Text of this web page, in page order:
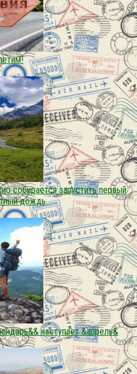
собирается запустить первый
дождь
наступает &апрель&